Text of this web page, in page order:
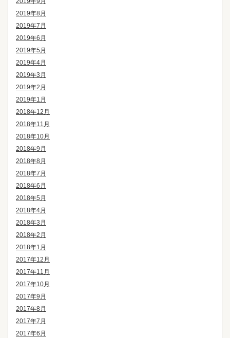
2019年8月
2019年7月
2019年6月
2019年5月
2019年4月
2019年3月
2019年2月
2019年1月
2018年12月
2018年11月
2018年10月
2018年9月
2018年8月
2018年7月
2018年6月
2018年5月
2018年4月
2018年3月
2018年2月
2018年1月
2017年12月
2017年11月
2017年10月
2017年9月
2017年8月
2017年7月
2017年6月